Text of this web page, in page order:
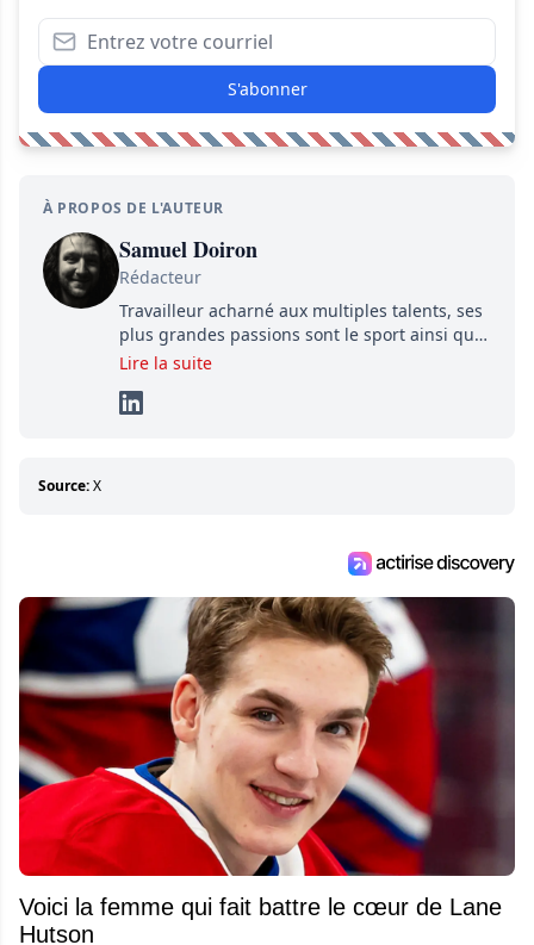
S'abonner
À PROPOS DE L'AUTEUR
Samuel Doiron
Rédacteur
Travailleur acharné aux multiples talents, ses
plus grandes passions sont le sport ainsi que
le showbizz de la belle province et ailleurs. Il
détermination pour parvenir à se démarquer.
Lire la suite
Source:X
Voici la femme qui fait battre le cœur de Lane
Hutson